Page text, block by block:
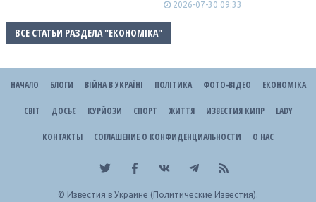
2026-07-30 09:33
ВСЕ СТАТЬИ РАЗДЕЛА "ЕКОНОМІКА"
НАЧАЛО БЛОГИ ВІЙНА В УКРАЇНІ ПОЛІТИКА ФОТО-ВІДЕО ЕКОНОМІКА
СВІТ ДОСЬЄ КУРЙОЗИ СПОРТ ЖИТТЯ ИЗВЕСТИЯ КИПР LADY
КОНТАКТЫ СОГЛАШЕНИЕ О КОНФИДЕНЦИАЛЬНОСТИ О НАС
© Известия в Украине (Политические Известия).